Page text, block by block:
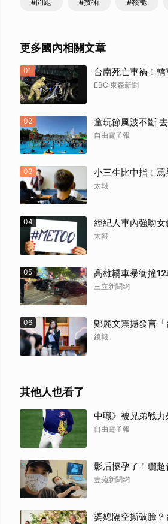
更多國內相關文章
01 台南死亡車禍！
EBC 東森新聞
02 童玩節風波不斷
自由電子報
03 小三生比中指！
太報
04 經紀人車內強吻
太報
05 高雄轎車暴衝撞
三立新聞網
06 鄭麗文震撼發言
鏡報
其他人也看了
中職》被兄弟戰
自由電子報
影后懷孕了！曬
壹蘋新聞網
婆媳隔空撕破臉